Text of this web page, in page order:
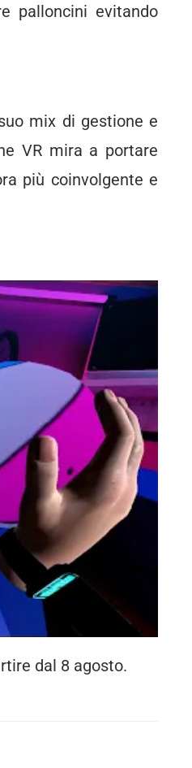
palloncini evitando
mix di gestione e
VR mira a portare
più coinvolgente e
dal 8 agosto.